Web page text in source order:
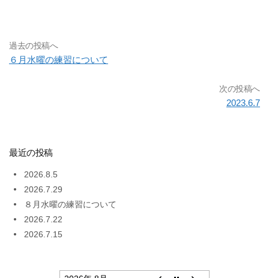
過去の投稿へ
６月水曜の練習について
次の投稿へ
2023.6.7
最近の投稿
2026.8.5
2026.7.29
８月水曜の練習について
2026.7.22
2026.7.15